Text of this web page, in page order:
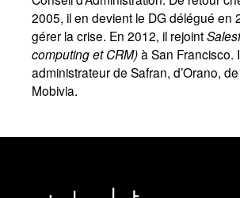
2005, il en devient le DG délégué en
gérer la crise. En 2012, il rejoint
computing et CRM)à San Francisco.
administrateur de Safran, d’Orano,
Mobivia.